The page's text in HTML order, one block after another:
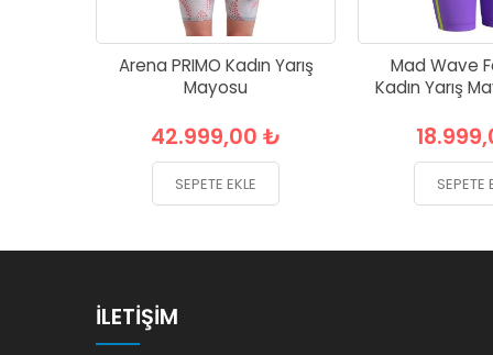
Arena PRIMO Kadın Yarış
Mayosu
42.999,00 ₺
SEPETE EKLE
Mad Wave
Kadın Yarış
SEPETE
İLETIŞIM